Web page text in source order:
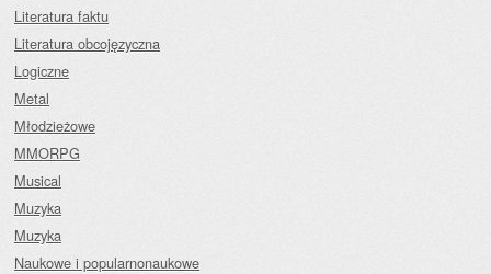
Literatura faktu
Literatura obcojęzyczna
Logiczne
Metal
Młodzieżowe
MMORPG
Musical
Muzyka
Muzyka
Naukowe i popularnonaukowe